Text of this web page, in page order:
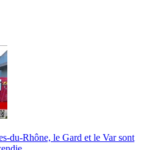
du-Rhône, le Gard et le Var sont